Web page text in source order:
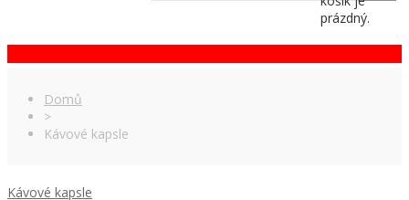
prázdný.
Domů
>
Kávové kapsle
Kávové kapsle